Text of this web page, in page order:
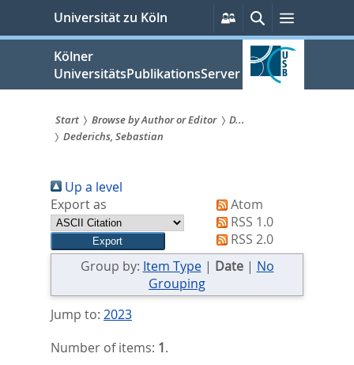
springen
Universität zu Köln
Persönliche
Services
SucheMenü
Kölner
UniversitätsPublikationsServer
Sie
sind
hier:
Start Browse by Author or Editor
D...
Dederichs, Sebastian
Up a level
Export as
Atom
RSS 1.0
RSS 2.0
Group by: Item Type| Date| No
Grouping
Jump to: 2023
Number of items: 1.